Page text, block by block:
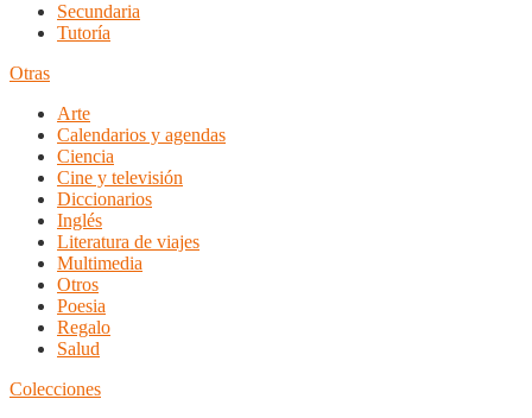
Secundaria
Tutoría
Otras
Arte
Calendarios y agendas
Ciencia
Cine y televisión
Diccionarios
Inglés
Literatura de viajes
Multimedia
Otros
Poesia
Regalo
Salud
Colecciones